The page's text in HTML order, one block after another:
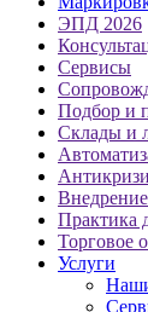
ЭПД 2026
Сервисы
Подбор и
Склады и
Практика
Торговое
Услуги